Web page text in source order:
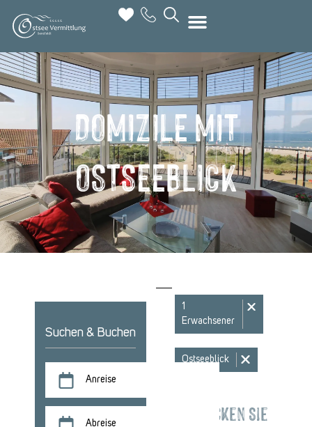
DOMIZILE MIT
OSTSEEBLICK
Suchen & Buchen
Anreise
Abreise
Entdecken Sie
1
Erwachsener
Ostseeblick